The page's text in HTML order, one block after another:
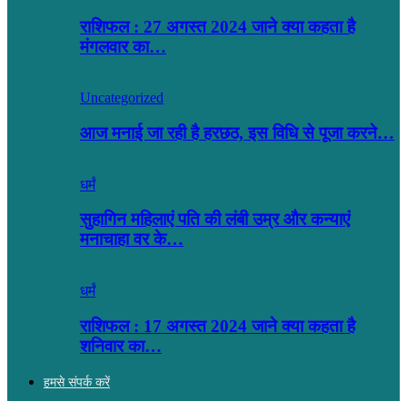
राशिफल : 27 अगस्त 2024 जाने क्या कहता है
मंगलवार का…
Uncategorized
आज मनाई जा रही है हरछठ, इस विधि से पूजा करने…
धर्मं
सुहागिन महिलाएं पति की लंबी उम्र और कन्याएं
मनाचाहा वर के…
धर्मं
राशिफल : 17 अगस्त 2024 जाने क्या कहता है
शनिवार का…
हमसे संपर्क करें